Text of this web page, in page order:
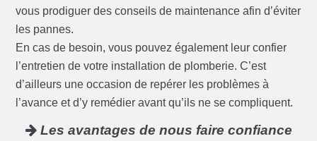
vous prodiguer des conseils de maintenance afin d’éviter
les pannes.
En cas de besoin, vous pouvez également leur confier
l’entretien de votre installation de plomberie. C’est
d’ailleurs une occasion de repérer les problèmes à
l’avance et d’y remédier avant qu’ils ne se compliquent.
Les avantages de nous faire confiance